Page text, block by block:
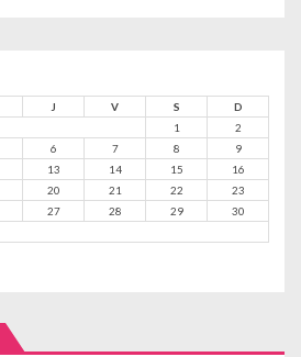
J V S
D
1
2
6 7 8
9
13 14 15
16
20 21 22
23
27 28 29
30